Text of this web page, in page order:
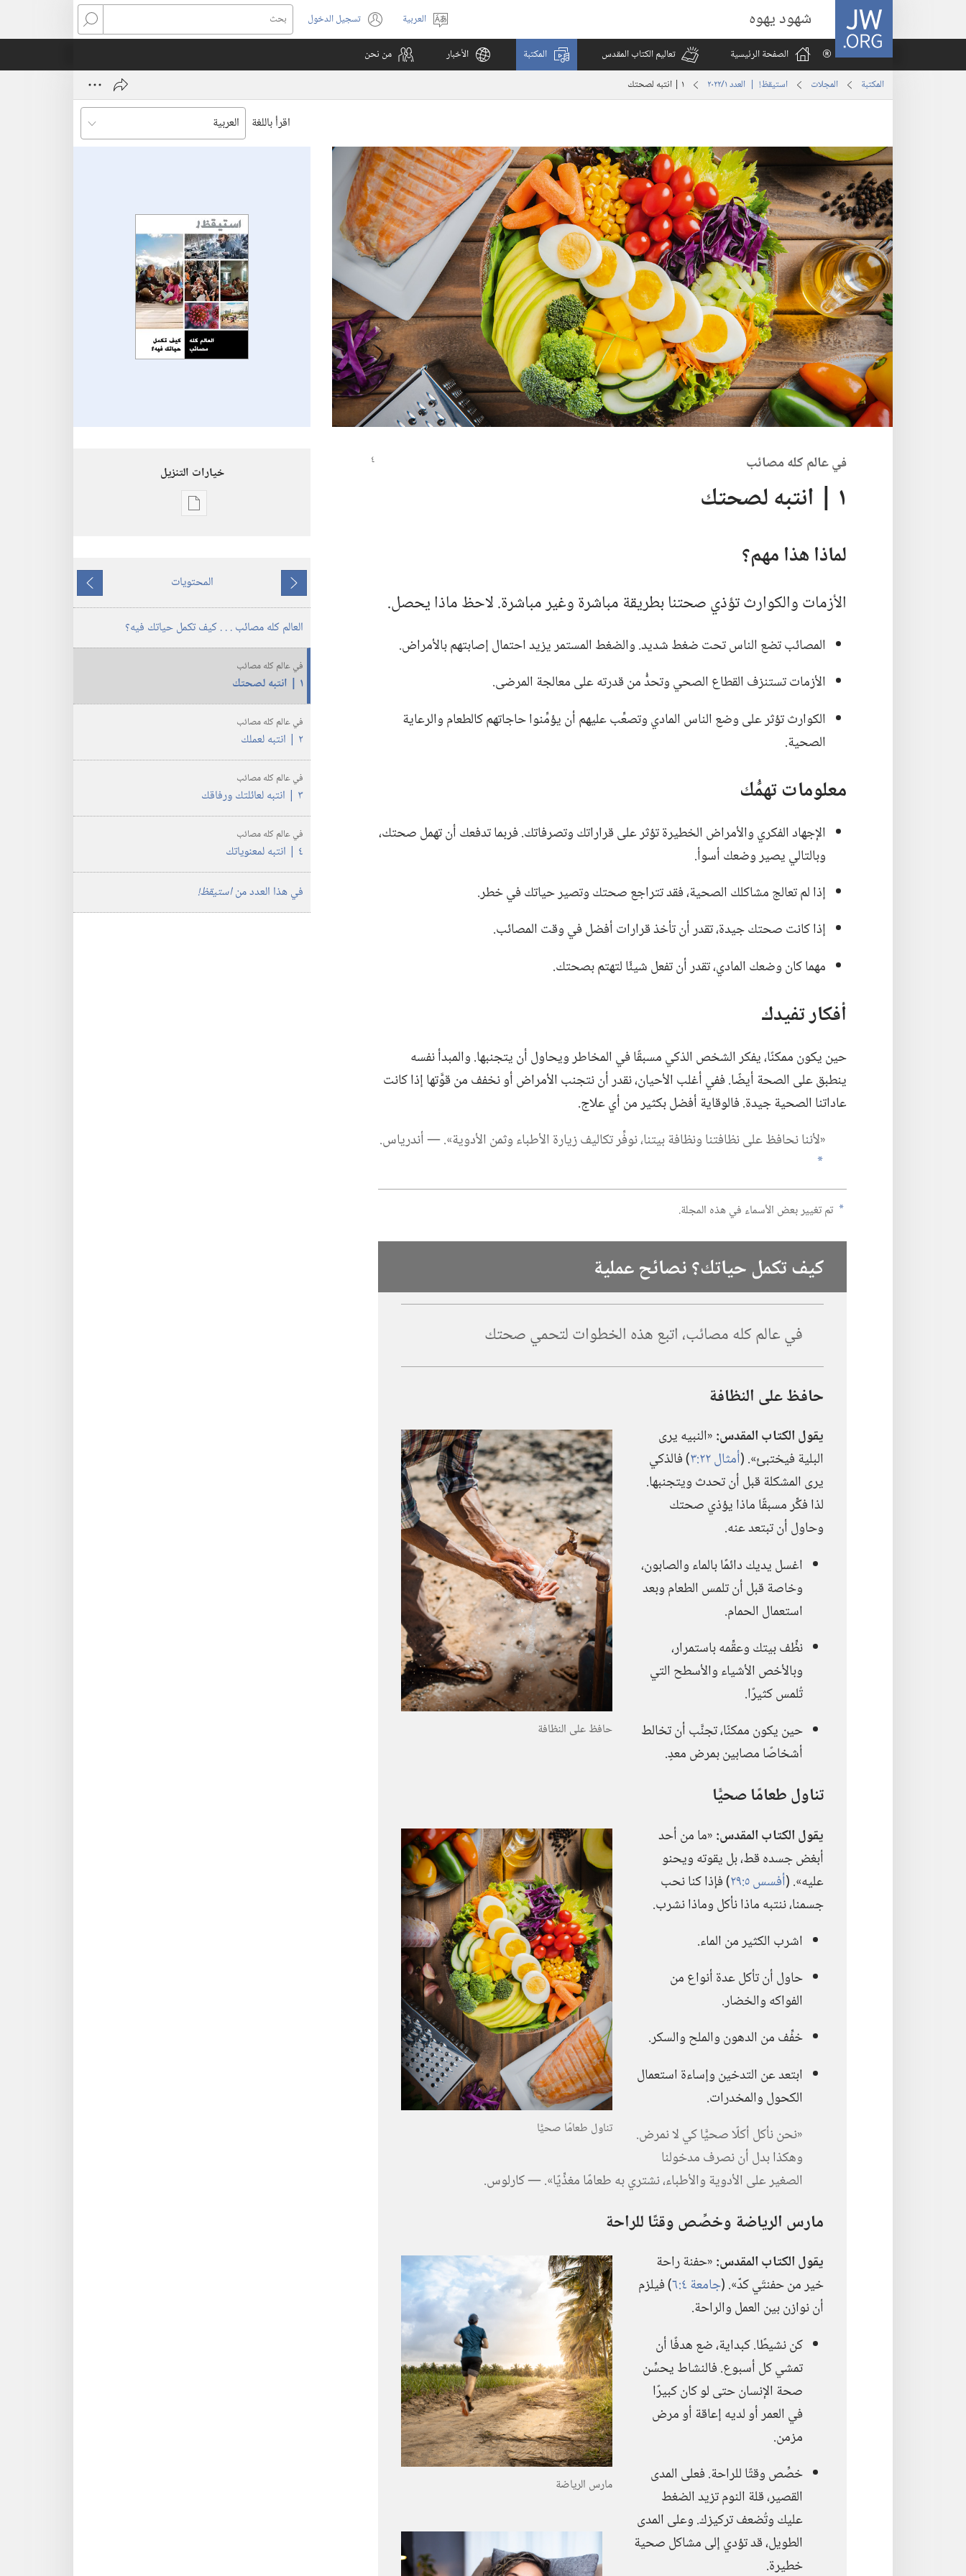
JW.ORG شهود يهوه
اختر
اللغة
العربية تسجيل الدخول
(يفتح
نافذة
بحث
الصفحة الرئيسية
تعاليم الكتاب المقدس المكتبة الأخبار من نحن
المكتبة المجلات استيقظ‏!‏ | العدد ‏‎١‎/‏‎٢٠٢٢‎ ١ | انتبه لصحتك
اقرأ باللغة
في عالم كله مصائب
١ | انتبه لصحتك
لماذا هذا مهم؟‏
الأزمات والكوارث تؤذي صحتنا بطريقة مباشرة وغير مباشرة.‏ لاحظ ماذا يحصل.‏
المصائب تضع الناس تحت ضغط شديد.‏ والضغط المستمر يزيد احتمال إصابتهم بالأمراض.‏
الأزمات تستنزف القطاع الصحي وتحدُّ من قدرته على معالجة المرضى.‏
الكوارث تؤثر على وضع الناس المادي وتصعِّب عليهم أن يؤمِّنوا حاجاتهم كالطعام والرعاية
الصحية.‏
معلومات تهمُّك
الإجهاد الفكري والأمراض الخطيرة تؤثر على قراراتك وتصرفاتك.‏ فربما تدفعك أن تهمل صحتك،‏
وبالتالي يصير وضعك أسوأ.‏
إذا لم تعالج مشاكلك الصحية،‏ فقد تتراجع صحتك وتصير حياتك في خطر.‏
إذا كانت صحتك جيدة،‏ تقدر أن تأخذ قرارات أفضل في وقت المصائب.‏
مهما كان وضعك المادي،‏ تقدر أن تفعل شيئًا لتهتم بصحتك.‏
أفكار تفيدك
حين يكون ممكنًا،‏ يفكر الشخص الذكي مسبقًا في المخاطر ويحاول أن يتجنبها.‏ والمبدأ نفسه
ينطبق على الصحة أيضًا.‏ ففي أغلب الأحيان،‏ نقدر أن نتجنب الأمراض أو نخفف من قوَّتها إذا كانت
عاداتنا الصحية جيدة.‏ فالوقاية أفضل بكثير من أي علاج.‏
‏«لأننا نحافظ على نظافتنا ونظافة بيتنا،‏ نوفِّر تكاليف زيارة الأطباء وثمن الأدوية».‏ —‏ أندرياس.‏
a
a تم تغيير بعض الأسماء في هذه المجلة.‏
كيف تكمل حياتك؟‏ نصائح عملية
في عالم كله مصائب،‏ اتبع هذه الخطوات لتحمي صحتك
حافظ على النظافة
حافظ على النظافة
يقول الكتاب المقدس:‏«النبيه يرى
البلية فيختبئ».‏ (‏أمثال ٢٢:‏٣
‏)‏ فالذكي
يرى المشكلة قبل أن تحدث ويتجنبها.‏
لذا فكِّر مسبقًا ماذا يؤذي صحتك
وحاول أن تبتعد عنه.‏
اغسل يديك دائمًا بالماء والصابون،‏
وخاصة قبل أن تلمس الطعام وبعد
استعمال الحمام.‏
نظِّف بيتك وعقِّمه باستمرار،‏
وبالأخص الأشياء والأسطح التي
تُلمس كثيرًا.‏
حين يكون ممكنًا،‏ تجنَّب أن تخالط
أشخاصًا مصابين بمرض معدٍ.‏
تناول طعامًا صحيًّا
تناول طعامًا صحيًّا
يقول الكتاب المقدس:‏«ما من أحد
أبغض جسده قط،‏ بل يقوته ويحنو
عليه».‏ (‏أفسس ٥:‏٢٩
‏)‏ فإذا كنا نحب
جسمنا،‏ ننتبه ماذا نأكل وماذا نشرب.‏
اشرب الكثير من الماء.‏
حاول أن تأكل عدة أنواع من
الفواكه والخضار.‏
خفِّف من الدهون والملح والسكر.‏
ابتعد عن التدخين وإساءة استعمال
الكحول والمخدرات.‏
‏«نحن نأكل أكلًا صحيًّا كي لا نمرض.‏
وهكذا بدل أن نصرف مدخولنا
الصغير على الأدوية والأطباء،‏ نشتري به طعامًا مغذِّيًا».‏ —‏ كارلوس.‏
مارس الرياضة وخصِّص وقتًا للراحة
مارس الرياضة
يقول الكتاب المقدس:‏«حفنة راحة
خير من حفنتَي كدّ».‏ (‏جامعة ٤:‏٦
‏)‏ فيلزم
أن نوازن بين العمل والراحة.‏
كن نشيطًا.‏ كبداية،‏ ضع هدفًا أن
تمشي كل أسبوع.‏ فالنشاط يحسِّن
صحة الإنسان حتى لو كان كبيرًا
في العمر أو لديه إعاقة أو مرض
مزمن.‏
خصِّص وقتًا للراحة.‏ فعلى المدى
القصير،‏ قلة النوم تزيد الضغط
عليك وتُضعف تركيزك.‏ وعلى المدى
الطويل،‏ قد تؤدي إلى مشاكل صحية
خطيرة.‏
خيارات التنزيل
خيارات
العالم
كله
مصائب .‏ .‏ .‏
كيف
فيه؟‏
ما
يسبق
المحتويات
ما
يلي
العالم كله مصائب .‏ .‏ .‏ كيف تكمل حياتك فيه؟‏
في عالم كله مصائب
١ | انتبه لصحتك
في عالم كله مصائب
٢ | انتبه لعملك
في عالم كله مصائب
٣ | انتبه لعائلتك ورفاقك
في عالم كله مصائب
٤ | انتبه لمعنوياتك
في هذا العدد مناستيقظ!‏